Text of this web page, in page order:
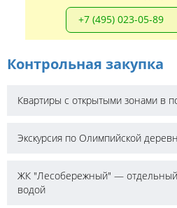
+7 (495) 023-05-89
Контрольная закупка
Квартиры с открытыми зонами в
Экскурсия по Олимпийской
ЖК "Лесобережный" — отдельный
водой